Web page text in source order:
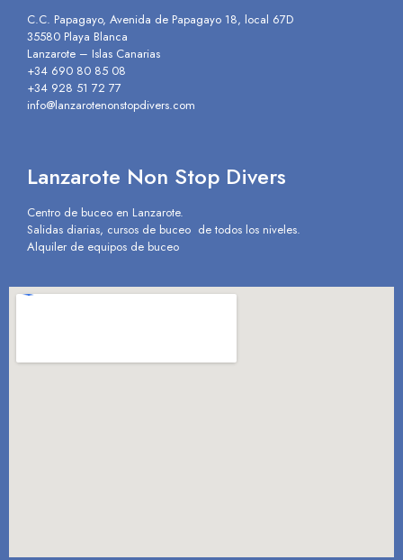
C.C. Papagayo, Avenida de Papagayo 18, local 67D
35580 Playa Blanca
Lanzarote – Islas Canarias
+34 690 80 85 08
+34 928 51 72 77
info@lanzarotenonstopdivers.com
Lanzarote Non Stop Divers
Centro de buceo en Lanzarote.
Salidas diarias, cursos de buceo de todos los niveles.
Alquiler de equipos de buceo